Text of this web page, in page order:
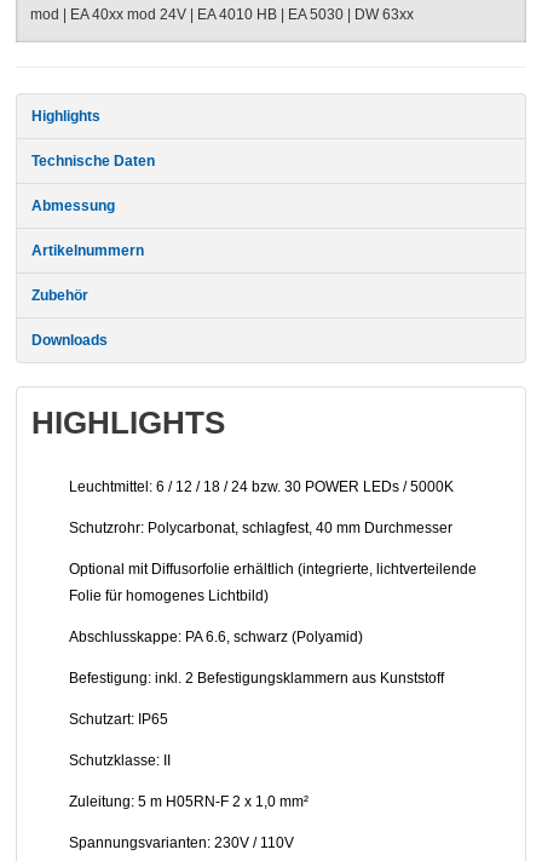
mod
EA 40xx mod 24V EA 4010 HB EA 5030 DW 63xx
Highlights
Technische Daten
Abmessung
Artikelnummern
Zubehör
Downloads
HIGHLIGHTS
Leuchtmittel: 6 / 12 / 18 / 24 bzw. 30 POWER LEDs / 5000K
Schutzrohr: Polycarbonat, schlagfest, 40 mm Durchmesser
Optional mit Diffusorfolie erhältlich (integrierte, lichtverteilende
Folie für homogenes Lichtbild)
Abschlusskappe: PA 6.6, schwarz (Polyamid)
Befestigung: inkl. 2 Befestigungsklammern aus Kunststoff
Schutzart: IP65
Schutzklasse: II
Zuleitung: 5 m H05RN-F 2 x 1,0 mm²
Spannungsvarianten: 230V / 110V